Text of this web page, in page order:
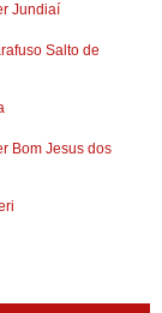
Jundiaí
Salto de
Bom Jesus dos